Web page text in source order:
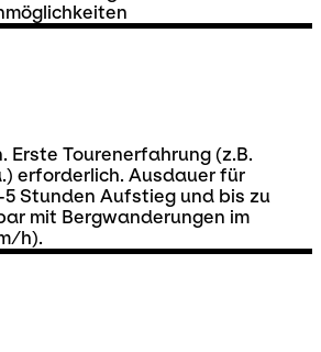
Erste Tourenerfahrung (z.B.
erforderlich. Ausdauer für
Stunden Aufstieg und bis zu
mit Bergwanderungen im
h).